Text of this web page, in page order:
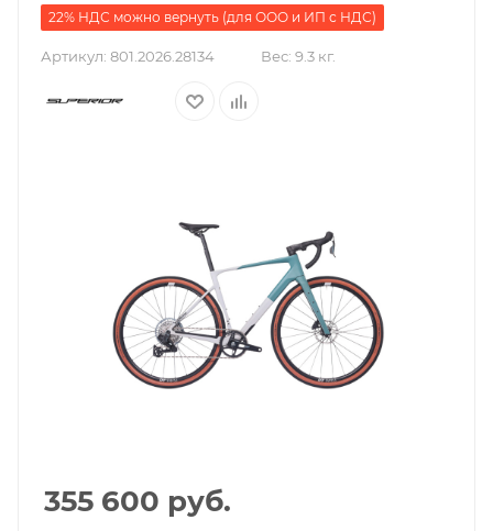
22% НДС можно вернуть (для ООО и ИП с НДС)
Артикул: 801.2026.28134 Вес: 9.3 кг.
355 600 руб.